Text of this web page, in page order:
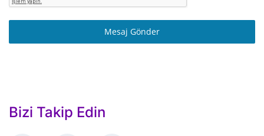
Mesaj Gönder
Bizi Takip Edin